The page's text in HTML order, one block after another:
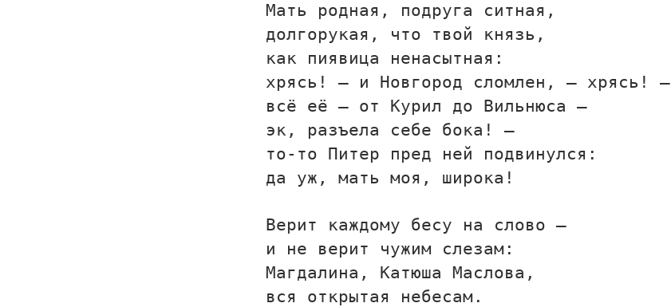
Мать родная, подруга ситная,
долгорукая, что твой князь,
как пиявица ненасытная:
хрясь! — и Новгород сломлен, — хрясь! —
всё её — от Курил до Вильнюса —
эк, разъела себе бока! —
то-то Питер пред ней подвинулся:
да уж, мать моя, широка!
Верит каждому бесу на слово —
и не верит чужим слезам:
Магдалина, Катюша Маслова,
вся открытая небесам.